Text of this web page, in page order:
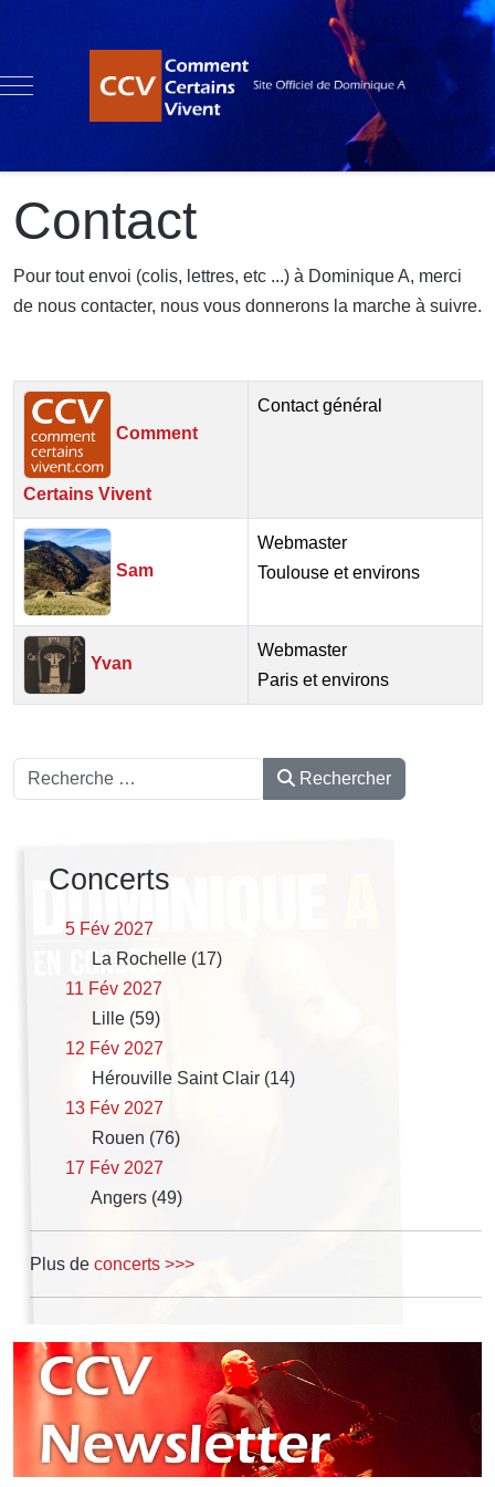
Mobile Menu Toggle
Contact
Pour tout envoi (colis, lettres, etc ...) à Dominique A, merci
de nous contacter, nous vous donnerons la marche à suivre.
Contacts,
Nom
Détails
Comment
Certains Vivent
Contact général
Sam
Webmaster
Toulouse et environs
Yvan
Webmaster
Paris et environs
Rechercher Rechercher
Concerts
5 Fév 2027
La Rochelle (17)
11 Fév 2027
Lille (59)
12 Fév 2027
Hérouville Saint Clair (14)
13 Fév 2027
Rouen (76)
17 Fév 2027
Angers (49)
Plus de concerts >>>